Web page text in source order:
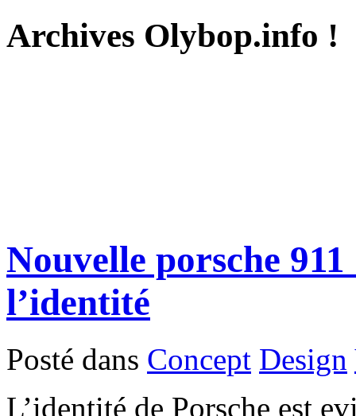
Archives Olybop.info !
Nouvelle porsche
l’identité
Posté dans Concept Design
L’identité de Porsche est